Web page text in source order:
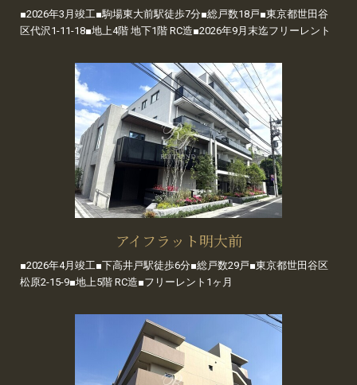
■2026年3月竣工■駒場東大前駅徒歩7分■総戸数18戸■東京都世田谷
区代沢1-11-18■地上4階 地下1階 RC造■2026年9月末迄フリーレント
アイフラット明大前
■2026年4月竣工■下高井戸駅徒歩6分■総戸数29戸■東京都世田谷区
松原2-15-9■地上5階 RC造■フリーレント1ヶ月